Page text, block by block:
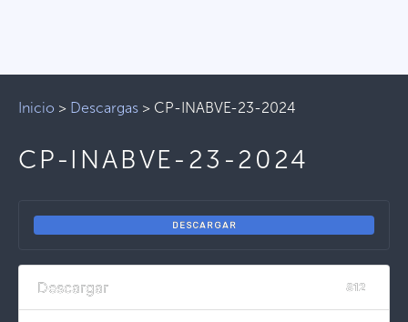
Inicio > Descargas > CP-INABVE-23-2024
CP-INABVE-23-2024
DESCARGAR
Descargar 812